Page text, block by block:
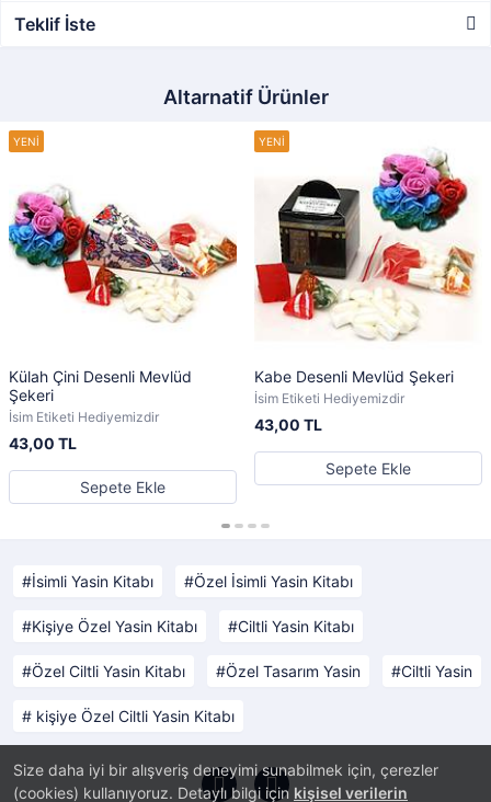
Size daha iyi bir alışveriş deneyimi sunabilmek için, çerezler
(cookies) kullanıyoruz. Detaylı bilgi için kişisel verilerin
Teklif İste
Altarnatif Ürünler
Külah Çini Desenli Mevlüd
Şekeri
İsim Etiketi Hediyemizdir
43,00 TL
Sepete Ekle
Kabe Desenli Mevlüd Şekeri
İsim Etiketi Hediyemizdir
43,00 TL
Sepete Ekle
İsimli Yasin Kitabı Özel İsimli Yasin Kitabı
Kişiye Özel Yasin Kitabı Ciltli Yasin Kitabı
Özel Ciltli Yasin Kitabı Özel Tasarım Yasin Ciltli Yasin
kişiye Özel Ciltli Yasin Kitabı